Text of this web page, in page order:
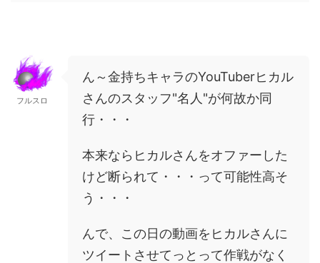
フルスロ
ん～金持ちキャラのYouTuberヒカル
さんのスタッフ"名人"が何故か同
行・・・
本来ならヒカルさんをオファーした
けど断られて・・・って可能性高そ
う・・・
んで、この日の動画をヒカルさんに
ツイートさせてっとって作戦がなく